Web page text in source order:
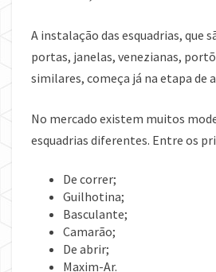
A instalação das esquadrias, que
portas, janelas, venezianas,
similares, começa já na etapa de
No mercado existem muitos
esquadrias diferentes. Entre os
De correr;
Guilhotina;
Basculante;
Camarão;
De abrir;
Maxim-Ar.